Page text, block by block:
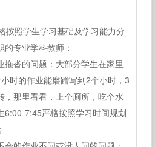
照学生学习基础及学习能力分
专业学科教师；
沓的问题：大部分学生在家里
时的作业能磨蹭写到2个小时，3
，那里看看，上个厕所，吃个水
6:00-7:45严格按照学习时间规划